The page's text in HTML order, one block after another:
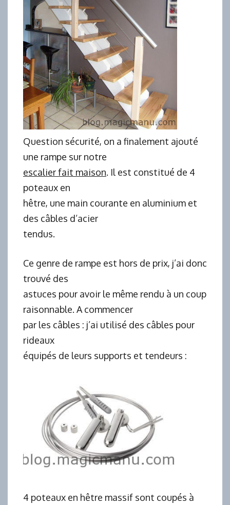
Question sécurité, on a finalement ajouté
une rampe sur notre
escalier fait maison. Il est constitué de 4
poteaux en
hêtre, une main courante en aluminium et
des câbles d’acier
tendus.
Ce genre de rampe est hors de prix, j’ai donc
trouvé des
astuces pour avoir le même rendu à un coup
raisonnable. A commencer
par les câbles : j’ai utilisé des câbles pour
rideaux
équipés de leurs supports et tendeurs :
4 poteaux en hêtre massif sont coupés à